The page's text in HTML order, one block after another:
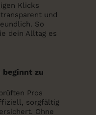
Klicks
und
So
dein Alltag es
beginnt zu
Pros
sorgfältig
Ohne